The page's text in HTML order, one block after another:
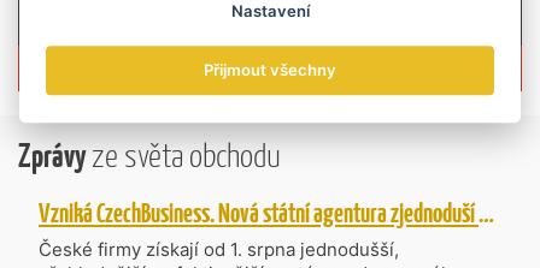
Více informací o časopisu »
Zprávyze světa obchodu
Vzniká CzechBusiness. Nová státní agentura zjednoduší podporu českých firem
České firmy získají od 1. srpna jednodušší,
Nastavení
Přijmout všechny